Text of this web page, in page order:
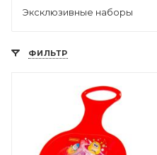
Эксклюзивные наборы
ФИЛЬТР